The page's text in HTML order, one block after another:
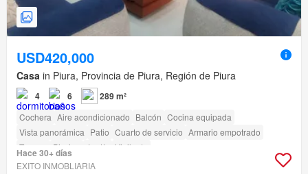
USD420,000
Casa in Piura, Provincia de Piura, Región de Piura
4 6 289 m²
Cochera Aire acondicionado Balcón Cocina equipada
Vista panorámica Patio Cuarto de servicio Armario empotrado
Terraza
Piscina Jardín Vigilante
Hace 30+ días
EXITO INMOBLIARIA